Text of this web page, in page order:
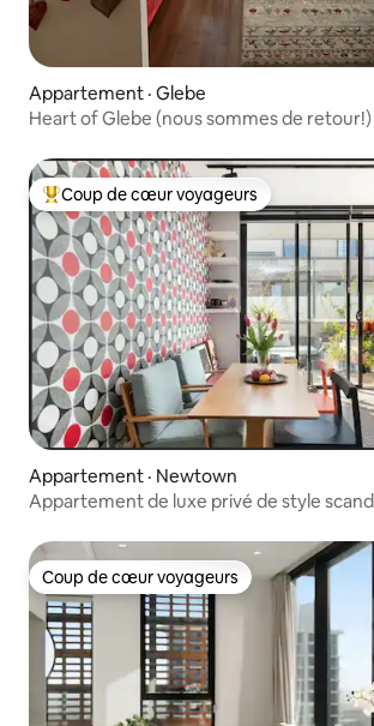
Appartement · Glebe
Heart of Glebe (nous sommes de retour!)
Coup de cœur voyageurs parmi les plus
Coup de cœur voyageurs
Appartement · Newtown
Appartement de luxe privé de style
Coup de cœur voyageurs
Coup de cœur voyageurs